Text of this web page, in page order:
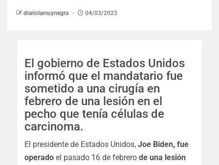
diariolamuynegra 04/03/2023
El gobierno de Estados Unidos
informó que el mandatario fue
sometido a una cirugía en
febrero de una lesión en el
pecho que tenía células de
carcinoma.
El presidente de Estados Unidos, Joe Biden, fue
operado el pasado 16 de febrero de una lesión